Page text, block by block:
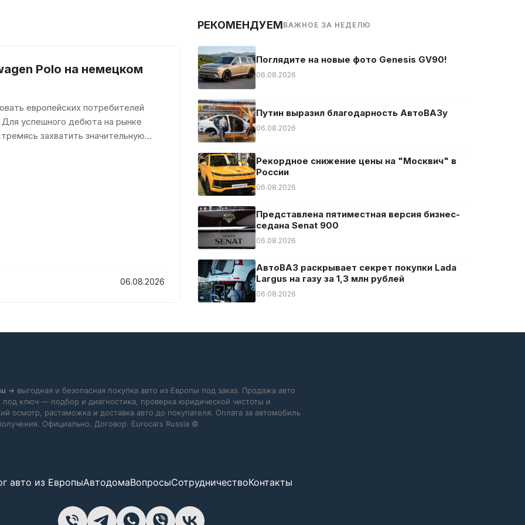
Polo на немецком
европейских потребителей
успешного дебюта на рынке
захватить значительную
06.08.2026
РЕКОМЕНДУЕМВАЖНОЕ ЗА НЕДЕЛЮ
Поглядите на новые фото Genesis GV90!
06.08.2026
Путин выразил благодарность АвтоВАЗу
06.08.2026
Рекордное снижение цены на "Москвич" в
России
06.08.2026
Представлена пятиместная версия бизнес-
седана Senat 900
06.08.2026
АвтоВАЗ раскрывает секрет покупки Lada
Largus на газу за 1,3 млн рублей
06.08.2026
➜ выгодная и безопасная покупка авто из Европы под заказ. Продажа авто
под ключ — подбор и диагностика, проверка юридической чистоты и
осмотр, растаможка и доставка авто до покупателя. Оплата за автомобиль
Официально. Договор. Eurocars Russia ©
авто из ЕвропыАвтодомаВопросыСотрудничествоКонтакты